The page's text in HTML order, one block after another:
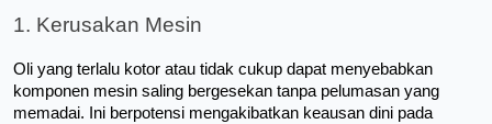
1. Kerusakan Mesin
Oli yang terlalu kotor atau tidak cukup dapat menyebabkan
komponen mesin saling bergesekan tanpa pelumasan yang
memadai. Ini berpotensi mengakibatkan keausan dini pada